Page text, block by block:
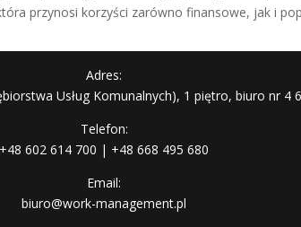
przynosi korzyści zarówno finansowe, jak i
Adres:
Usług Komunalnych), 1 piętro, biuro nr 4
Telefon:
+48 602 614 700 | +48 668 495 680
Email:
biuro@work-management.pl